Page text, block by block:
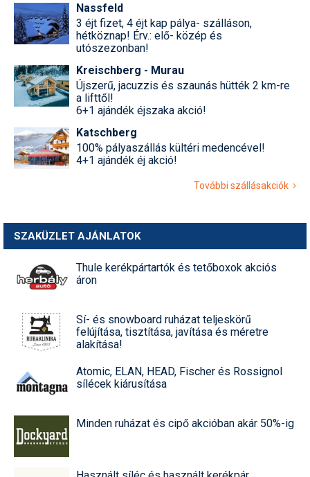
Nassfeld
3 éjt fizet, 4 éjt kap pálya- szálláson,
hétköznap! Érv.: elő- közép és
utószezonban!
Kreischberg - Murau
Újszerű, jacuzzis és szaunás hütték 2 km-re
a lifttől!
6+1 ajándék éjszaka akció!
Katschberg
100% pályaszállás kültéri medencével!
4+1 ajándék éj akció!
További szállásakciók
SZAKÜZLET AJÁNLATOK
Thule kerékpártartók és tetőboxok akciós
áron
Sí- és snowboard ruházat teljeskörű
felújítása, tisztítása, javítása és méretre
alakítása!
Atomic, ELAN, HEAD, Fischer és Rossignol
sílécek kiárusítása
Minden ruházat és cipő akcióban akár 50%-ig